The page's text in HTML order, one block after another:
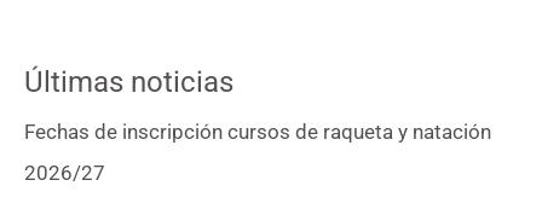
Últimas noticias
Fechas de inscripción cursos de raqueta y natación
2026/27